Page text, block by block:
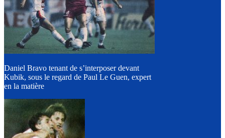
Daniel Bravo tenant de s’interposer devant
Kubik, sous le regard de Paul Le Guen, expert
en la matière